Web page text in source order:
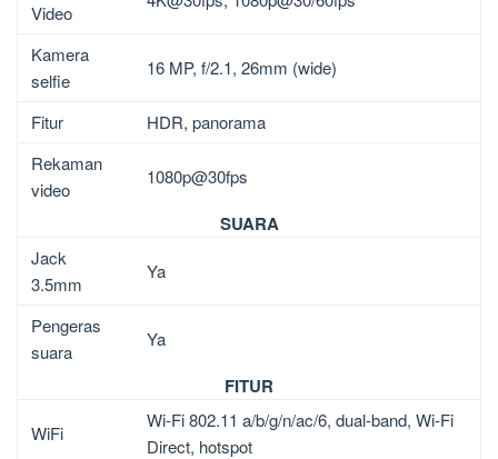
Video
Kamera
selfie
16 MP, f/2.1, 26mm (wide)
Fitur
HDR, panorama
Rekaman
video
1080p@30fps
SUARA
Jack
3.5mm
Ya
Pengeras
suara
Ya
FITUR
WiFi
Wi-Fi 802.11 a/b/g/n/ac/6, dual-band, Wi-Fi
Direct, hotspot